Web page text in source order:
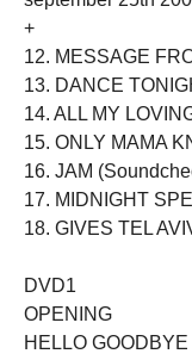
+
12. MESSAGE
13. DANCE
14. ALL MY
15. ONLY MAMA
16. JAM
17. MIDNIGHT
18. GIVES TEL
DVD1
OPENING
HELLO GOODBYE